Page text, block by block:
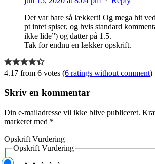
Det var bare så lækkert! Og mega hit
pt intet spiser, og hvis standard
ikke lide”) og datter på 1.5.
Tak for endnu en lækker opskrift.
4.17 from 6 votes (6 ratings without comment)
Skriv en kommentar
Din e-mailadresse vil ikke blive publiceret.
markeret med *
Opskrift Vurdering
Opskrift Vurdering